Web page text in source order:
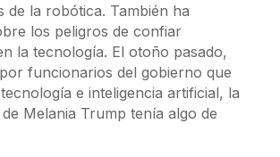
de la robótica. También ha
los peligros de confiar
la tecnología. El otoño pasado,
funcionarios del gobierno que
e inteligencia artificial, la
Melania Trump tenía algo de